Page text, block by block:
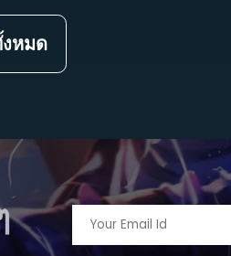
หมด